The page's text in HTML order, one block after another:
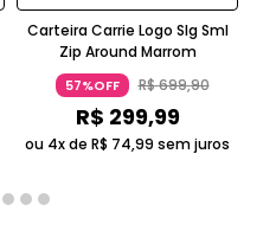
Carteira Carrie Logo Slg Sml
Zip Around Marrom
57%OFF R$699,90
R$ 299,99
ou 4x de R$ 74,99 sem juros